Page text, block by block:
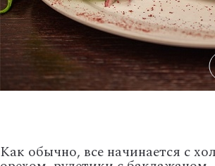
Как обычно, все начинается с